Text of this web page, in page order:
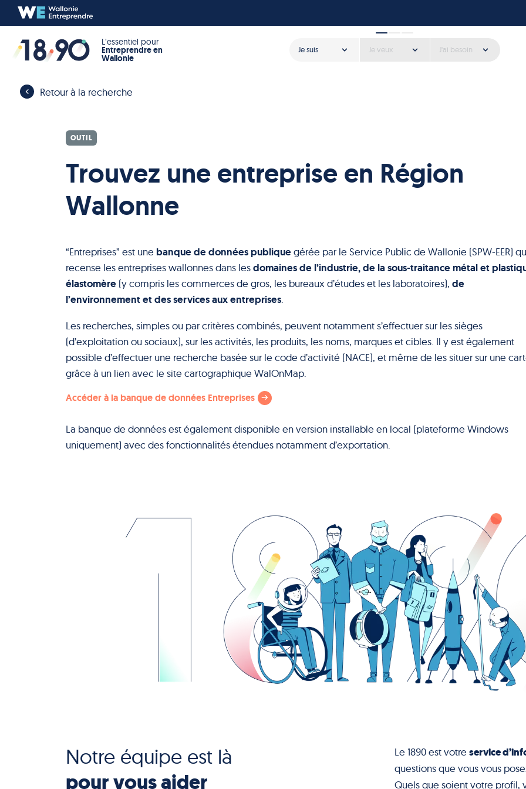
L’essentiel pour
Entreprendre en
Wallonie
Je suis Je veux J'ai besoin
Retour à la recherche
OUTIL
Trouvez une entreprise en Région
Wallonne
“Entreprises” est une banque de données publiquegérée par le Service Public de Wallonie (SPW-EER)
recense les entreprises wallonnes dans lesdomaines de l’industrie, de la sous-traitance métal et
élastomère (y compris les commerces de gros, les bureaux d’études et les laboratoires), de
l’environnement et des services aux entreprises
Les recherches, simples ou par critères combinés, peuvent notamment s’effectuer sur les sièges
(d’exploitation ou sociaux), sur les activités, les produits, les noms, marques et cibles. Il y est également
possible d’effectuer une recherche basée sur le code d’activité (NACE), et même de les situer sur une
grâce à un lien avec le site cartographique WalOnMap.
Accéder à la banque de données Entreprises
La banque de données est également disponible en version installable en local (plateforme Windows
uniquement) avec des fonctionnalités étendues notamment d’exportation.
Notre équipe est là
pour vous aider
Le 1890 est votre service
questions que vous vous
Quels que soient votre profil,